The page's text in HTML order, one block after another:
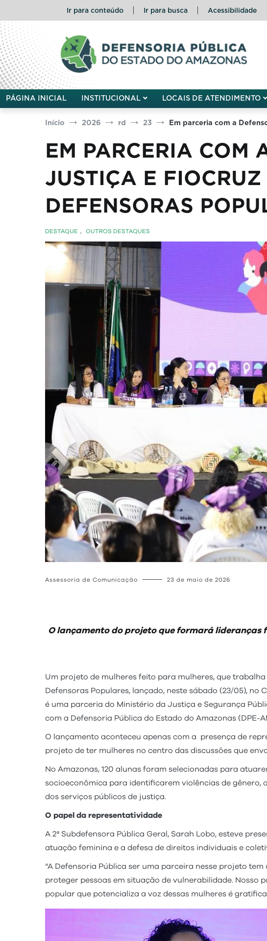
o
conteúdo
Ir para conteúdo Ir para busca Acessibilidade
Defensoria Pública do Estado do
PÁGINA INICIAL INSTITUCIONAL LOCAIS DE ATENDIMENTO
Início 2026 rd 23 Em parceria com a
EM PARCERIA COM
JUSTIÇA E
DEFENSORAS
DESTAQUE , OUTROS DESTAQUES
Assessoria de Comunicação 23 de maio de 2026
O lançamento do projeto que formará lideranças
Um projeto de mulheres feito para mulheres, que
Defensoras Populares, lançado, neste sábado (23/05),
é uma parceria do Ministério da Justiça e Segurança
com a Defensoria Pública do Estado do Amazonas (DPE-
O lançamento aconteceu apenas com a presença de
projeto de ter mulheres no centro das discussões que
No Amazonas, 120 alunas foram selecionadas para
socioeconômica para identificarem violências de
dos serviços públicos de justiça.
O papel da representatividade
A 2ª Subdefensora Pública Geral, Sarah Lobo, esteve
atuação feminina e a defesa de direitos individuais e
“A Defensoria Pública ser uma parceira nesse projeto
proteger pessoas em situação de vulnerabilidade. Nosso
popular que potencializa a voz dessas mulheres é